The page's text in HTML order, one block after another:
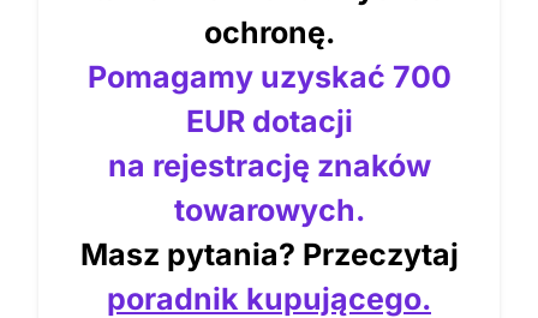
ochronę.
Pomagamy uzyskać 700
EUR dotacji
na rejestrację znaków
towarowych.
Masz pytania? Przeczytaj
poradnik kupującego.